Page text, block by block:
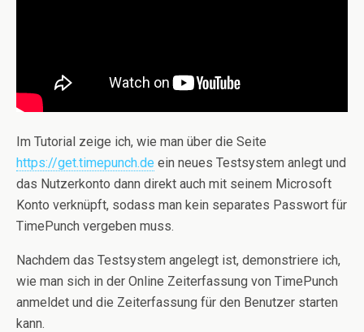
Im Tutorial zeige ich, wie man über die Seite
https://get.timepunch.de ein neues Testsystem anlegt und
das Nutzerkonto dann direkt auch mit seinem Microsoft
Konto verknüpft, sodass man kein separates Passwort für
TimePunch vergeben muss.
Nachdem das Testsystem angelegt ist, demonstriere ich,
wie man sich in der Online Zeiterfassung von TimePunch
anmeldet und die Zeiterfassung für den Benutzer starten
kann.